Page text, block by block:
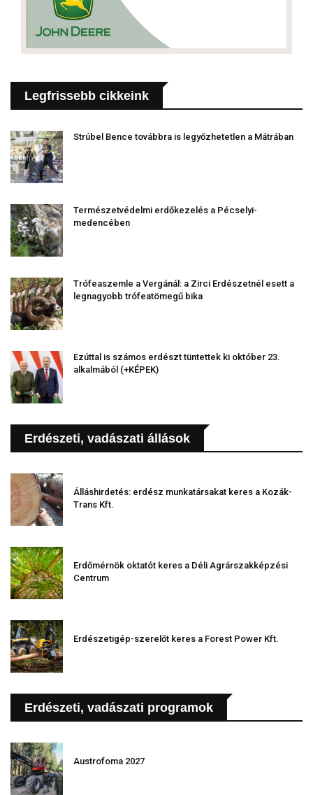
Legfrissebb cikkeink
Strúbel Bence továbbra is legyőzhetetlen a Mátrában
Természetvédelmi erdőkezelés a Pécselyi-
medencében
Trófeaszemle a Vergánál: a Zirci Erdészetnél esett a
legnagyobb trófeatömegű bika
Ezúttal is számos erdészt tüntettek ki október 23.
alkalmából (+KÉPEK)
Erdészeti, vadászati állások
Álláshirdetés: erdész munkatársakat keres a Kozák-
Trans Kft.
Erdőmérnök oktatót keres a Déli Agrárszakképzési
Centrum
Erdészetigép-szerelőt keres a Forest Power Kft.
Erdészeti, vadászati programok
Austrofoma 2027